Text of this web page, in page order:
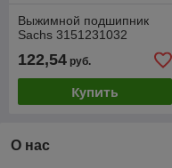
Выжимной подшипник
Sachs 3151231032
122,54 руб.
Купить
О нас